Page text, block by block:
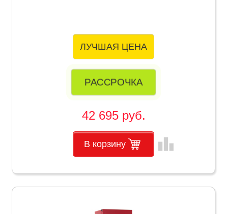
ЛУЧШАЯ ЦЕНА
РАССРОЧКА
42 695 руб.
В корзину leaderboard